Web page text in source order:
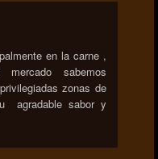
en la carne ,
sabemos
zonas de
agradable sabor y